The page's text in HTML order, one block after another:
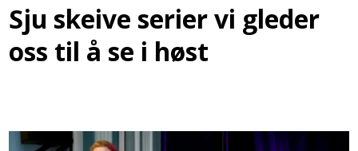
Sju skeive serier vi gleder
oss til å se i høst